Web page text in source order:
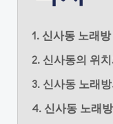
1. 신사동 노래
2. 신사동의 위
3. 신사동 노래
4. 신사동 노래